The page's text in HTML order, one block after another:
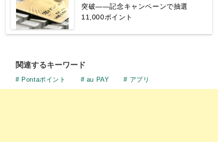
突破——記念キャンペーンで抽選
11,000ポイント
関連するキーワード
Pontaポイント au PAY アプリ